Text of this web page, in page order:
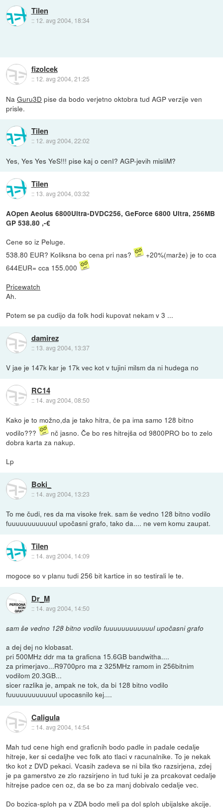
Tilen
:: 12. avg 2004, 18:34
fizolcek
:: 12. avg 2004, 21:25
NaGuru3D pise da bodo verjetno oktobra tud AGP verzije ven
prisle.
Tilen
:: 12. avg 2004, 22:02
Yes, Yes Yes YeS!!! pise kaj o cenI? AGP-jevih misliM?
Tilen
:: 13. avg 2004, 03:32
AOpen Aeolus 6800Ultra-DVDC256, GeForce 6800 Ultra, 256MB
GP 538.80 ,-€
Cene so iz Peluge.
538.80 EUR? Koliksna bo cena pri nas?
+20%(marže) je to cca
644EUR= cca 155.000
Pricewatch
Ah.
Potem se pa cudijo da folk hodi kupovat nekam v 3 ...
damirez
:: 13. avg 2004, 13:37
V jae je 147k kar je 17k vec kot v tujini milsm da ni hudega no
RC14
:: 14. avg 2004, 08:50
Kako je to možno,da je tako hitra, če pa ima samo 128 bitno
vodilo???
nč jasno. Če bo res hitrejša od 9800PRO bo to zelo
dobra karta za nakup.
Lp
Boki_
:: 14. avg 2004, 13:23
To me čudi, res da ma visoke frek. sam še vedno 128 bitno vodilo
fuuuuuuuuuuuul upočasni grafo, tako da.... ne vem komu zaupat.
Tilen
:: 14. avg 2004, 14:09
mogoce so v planu tudi 256 bit kartice in so testirali le te.
Dr_M
:: 14. avg 2004, 14:50
sam še vedno 128 bitno vodilo fuuuuuuuuuuuul upočasni grafo
a dej dej no klobasat.
pri 500MHz ddr ma ta graficna 15.6GB bandwitha....
za primerjavo...R9700pro ma z 325MHz ramom in 256bitnim
vodilom 20.3GB...
sicer razlika je, ampak ne tok, da bi 128 bitno vodilo
fuuuuuuuuuuuul upocasnilo kej....
Caligula
:: 14. avg 2004, 14:54
Mah tud cene high end graficnih bodo padle in padale cedalje
hitreje, ker si cedaljhe vec folk ato tlaci v racunalnike. To je nekak
tko kot z DVD pekaci. Vcasih zadeva se ni bila tko razsirjena, zdej
je pa gamerstvo ze zlo razsirjeno in tud tuki je za prcakovat cedalje
hitrejse padce cen oz, da se bo za manj dobivalo cedalje vec.
Do bozica-sploh pa v ZDA bodo meli pa dol sploh ubijalske akcije.